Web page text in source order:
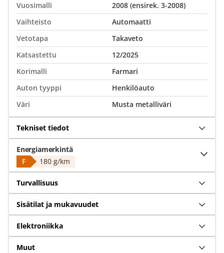
Vuosimalli
2008 (ensirek. 3-2008)
Vaihteisto
Automaatti
Vetotapa
Takaveto
Katsastettu
12/2025
Korimalli
Farmari
Auton tyyppi
Henkilöauto
Väri
Musta metalliväri
Tekniset tiedot
Energiamerkintä
F
180 g/km
Turvallisuus
Sisätilat ja mukavuudet
Elektroniikka
Muut